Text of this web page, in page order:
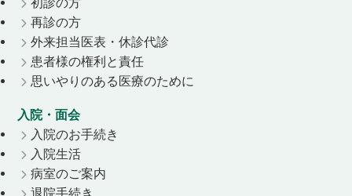
再診の方
外来担当医表・休診代診
患者様の権利と責任
思いやりのある医療のために
入院・面会
入院のお手続き
入院生活
病室のご案内
退院手続き